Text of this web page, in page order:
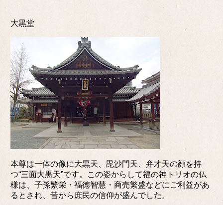
大黒堂
本尊は一体の像に大黒天、毘沙門天、弁才天の顔を持
つ“三面大黒天”です。この姿からして福の神トリオの仏
様は、子孫繁栄・福徳智慧・商売繁盛などにご利益があ
るとされ、昔から庶民の信仰が盛んでした。